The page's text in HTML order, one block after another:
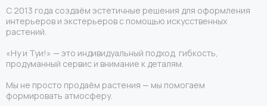
С 2013 года создаём эстетичные решения для оформления
интерьеров и экстерьеров с помощью искусственных
растений.
«Ну и Туи!» — это индивидуальный подход, гибкость,
продуманный сервис и внимание к деталям.
Мы не просто продаём растения — мы помогаем
формировать атмосферу.